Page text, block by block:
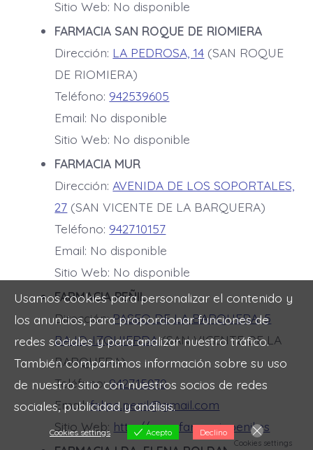
Sitio Web: No disponible
FARMACIA SAN ROQUE DE RIOMIERA
Dirección: LA PEDROSA, 14 (SAN ROQUE
DE RIOMIERA)
Teléfono: 942539605
Email: No disponible
Sitio Web: No disponible
FARMACIA MUR
Dirección:AVENIDA DE LOS SOPORTALES,
27 (SAN VICENTE DE LA BARQUERA)
Teléfono: 942710157
Email: No disponible
Sitio Web: No disponible
FARMACIA PEÑIL
Dirección:PASEO DE LA BARQUERA, 5
BAJO-IZQUIERDA(SAN VICENTE DE LA
BARQUERA)
Teléfono:942715070
Email:felipe.penil@gmail.com
Sitio Web: http://www.farmaciapenil.es
Usamos cookies para personalizar el contenido y
los anuncios, para proporcionar funciones de
redes sociales y para analizar nuestro tráfico.
También compartimos información sobre su uso
de nuestro sitio con nuestros socios de redes
sociales, publicidad y análisis.
Cookies settings Acepto Declino
Cookies settings